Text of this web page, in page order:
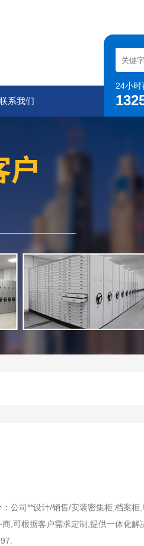
24小时
系我们
公司**设计/销售/安装密集柜,档案柜
商,可根据客户需求定制,提供一体化解